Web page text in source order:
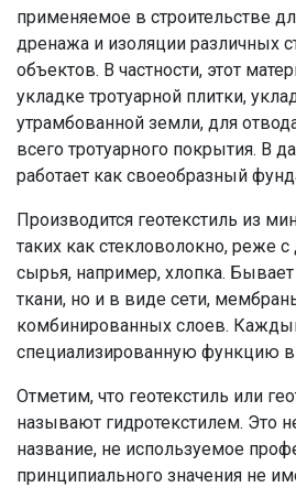
применяемое в строительстве
дренажа и изоляции различных
объектов. В частности, этот
укладке тротуарной плитки,
утрамбованной земли, для
всего тротуарного покрытия. В
работает как своеобразный
Производится геотекстиль из
таких как стекловолокно, реже
сырья, например, хлопка.
ткани, но и в виде сети,
комбинированных слоев.
специализированную функцию в
Отметим, что геотекстиль или
называют гидротекстилем. Это
название, не используемое
принципиального значения не